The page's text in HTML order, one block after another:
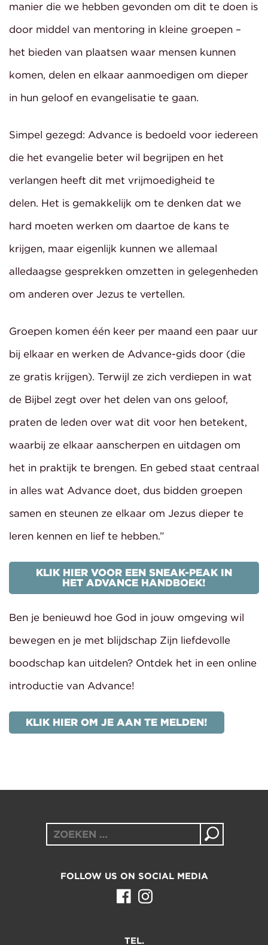
manier die we hebben gevonden om dit te doen is
door middel van mentoring in kleine groepen –
het bieden van plaatsen waar mensen kunnen
komen, delen en elkaar aanmoedigen om dieper
in hun geloof en evangelisatie te gaan.
Simpel gezegd: Advance is bedoeld voor iedereen
die het evangelie beter wil begrijpen en het
verlangen heeft dit met vrijmoedigheid te
delen. Het is gemakkelijk om te denken dat we
hard moeten werken om daartoe de kans te
krijgen, maar eigenlijk kunnen we allemaal
alledaagse gesprekken omzetten in gelegenheden
om anderen over Jezus te vertellen.
Groepen komen één keer per maand een paar uur
bij elkaar en werken de Advance-gids door (die
ze gratis krijgen). Terwijl ze zich verdiepen in wat
de Bijbel zegt over het delen van ons geloof,
praten de leden over wat dit voor hen betekent,
waarbij ze elkaar aanscherpen en uitdagen om
het in praktijk te brengen. En gebed staat centraal
in alles wat Advance doet, dus bidden groepen
samen en steunen ze elkaar om Jezus dieper te
leren kennen en lief te hebben.”
KLIK HIER VOOR EEN SNEAK-PEAK IN
HET ADVANCE HANDBOEK!
Ben je benieuwd hoe God in jouw omgeving wil
bewegen en je met blijdschap Zijn liefdevolle
boodschap kan uitdelen? Ontdek het in een online
introductie van Advance!
KLIK HIER OM JE AAN TE MELDEN!
Zoeken
naar:
FOLLOW US ON SOCIAL MEDIA
TEL.